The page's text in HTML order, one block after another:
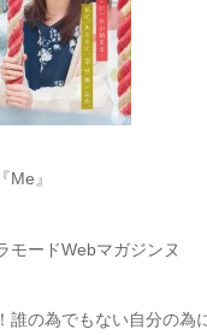
Me』
モードWebマガジンヌ
誰の為でもない自分の為